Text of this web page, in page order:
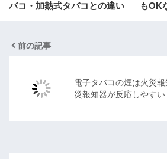
バコ・加熱式タバコとの違い
もOK
前の記事
電子タバコの煙は火災
災報知器が反応しやす